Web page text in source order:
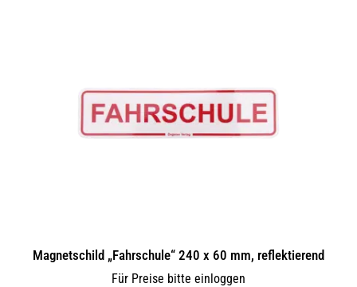
Magnetschild „Fahrschule“ 240 x 60 mm, reflektierend
Für Preise bitte einloggen